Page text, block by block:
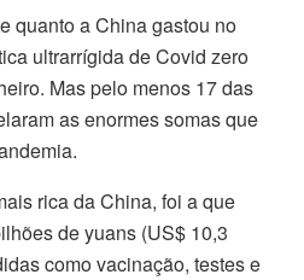
quanto a China gastou no
ultrarrígida de Covid zero
Mas pelo menos 17 das
as enormes somas que
rica da China, foi a que
de yuans (US$ 10,3
como vacinação, testes e